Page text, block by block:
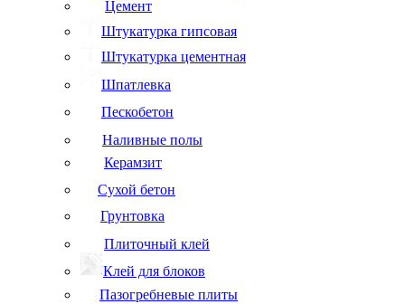
Цемент
Штукатурка гипсовая
Штукатурка цементная
Шпатлевка
Пескобетон
Наливные полы
Керамзит
Сухой бетон
Грунтовка
Плиточный клей
Клей для блоков
Пазогребневые плиты